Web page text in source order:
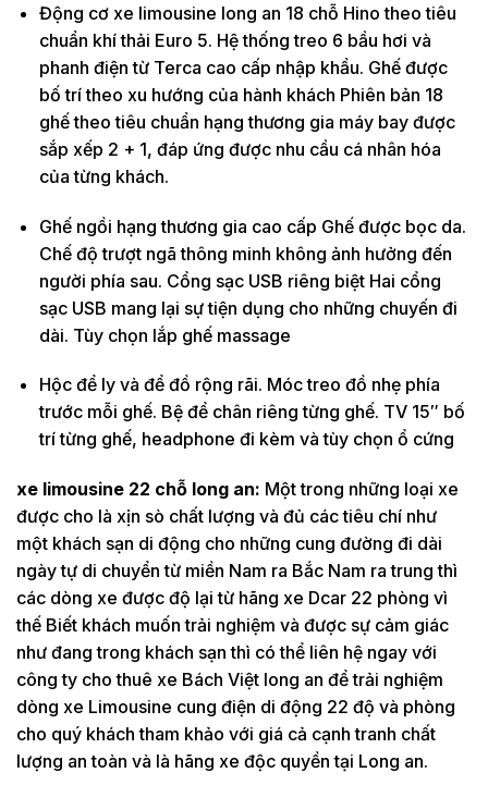
Động cơ xe limousine long an 18 chỗ Hino theo tiêu
chuẩn khí thải Euro 5. Hệ thống treo 6 bầu hơi và
phanh điện từ Terca cao cấp nhập khẩu. Ghế được
bố trí theo xu hướng của hành khách Phiên bản 18
ghế theo tiêu chuẩn hạng thương gia máy bay được
sắp xếp 2 + 1, đáp ứng được nhu cầu cá nhân hóa
của từng khách.
Ghế ngồi hạng thương gia cao cấp Ghế được bọc da.
Chế độ trượt ngã thông minh không ảnh hưởng đến
người phía sau. Cổng sạc USB riêng biệt Hai cổng
sạc USB mang lại sự tiện dụng cho những chuyến đi
dài. Tùy chọn lắp ghế massage
Hộc để ly và để đồ rộng rãi. Móc treo đồ nhẹ phía
trước mỗi ghế. Bệ để chân riêng từng ghế. TV 15″ bố
trí từng ghế, headphone đi kèm và tùy chọn ổ cứng
xe limousine 22 chỗ long an: Một trong những loại xe
được cho là xịn sò chất lượng và đủ các tiêu chí như
một khách sạn di động cho những cung đường đi dài
ngày tự di chuyển từ miền Nam ra Bắc Nam ra trung thì
các dòng xe được độ lại từ hãng xe Dcar 22 phòng vì
thế Biết khách muốn trải nghiệm và được sự cảm giác
như đang trong khách sạn thì có thể liên hệ ngay với
công ty cho thuê xe Bách Việt long an để trải nghiệm
dòng xe Limousine cung điện di động 22 độ và phòng
cho quý khách tham khảo với giá cả cạnh tranh chất
lượng an toàn và là hãng xe độc quyền tại Long an.